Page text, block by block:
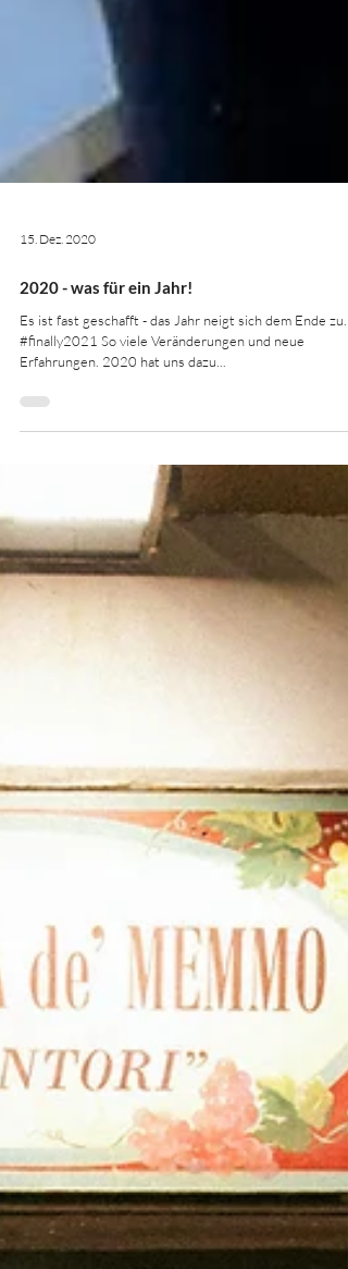
15. Dez. 2020
2020 - was für ein Jahr!
Es ist fast geschafft - das Jahr neigt sich dem Ende zu.
#finally2021 So viele Veränderungen und neue